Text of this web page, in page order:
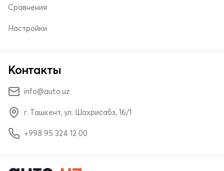
Сравнения
Настройки
Контакты
info@auto.uz
г. Ташкент, ул. Шахрисабз, 16/1
+998 95 324 12 00